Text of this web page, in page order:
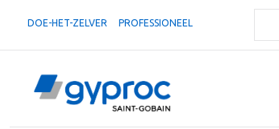
DOE-HET-ZELVER PROFESSIONEEL